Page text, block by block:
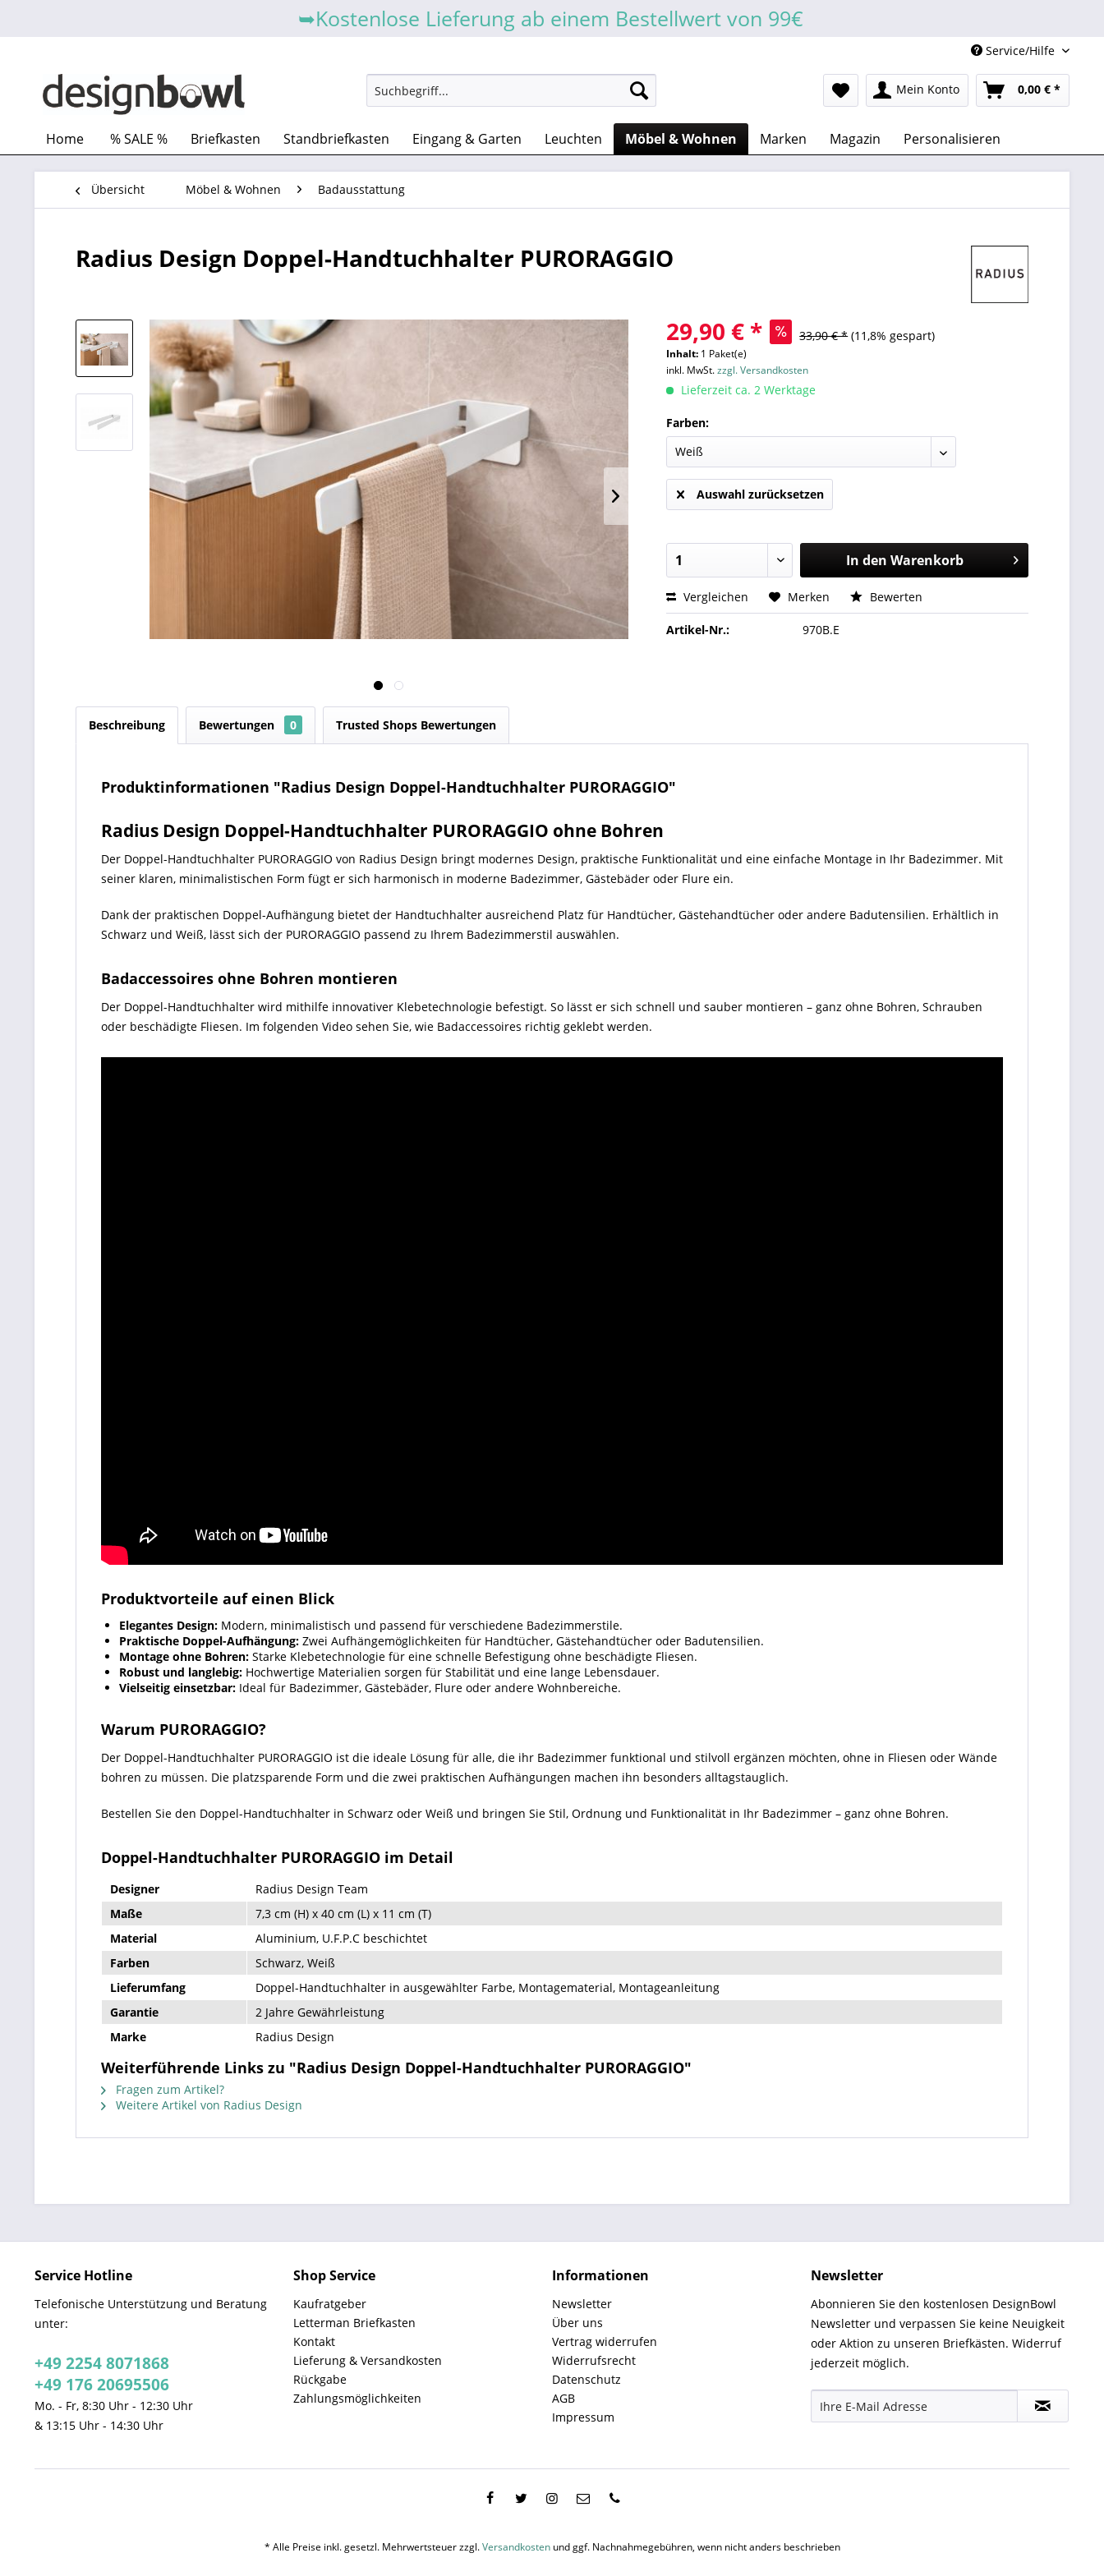
➥Kostenlose Lieferung ab einem Bestellwert von 99€
Service/Hilfe
Mein Konto 0,00 € *
Home % SALE % Briefkasten Standbriefkasten Eingang & Garten Leuchten Möbel & Wohnen Marken Magazin Personalisieren
Übersicht Möbel & Wohnen Badausstattung
Radius Design Doppel-Handtuchhalter PURORAGGIO
29,90 € * 33,90 € * (11,8% gespart)
Inhalt: 1 Paket(e)
inkl. MwSt.zzgl. Versandkosten
Lieferzeit ca. 2 Werktage
Farben:
Auswahl zurücksetzen
In den Warenkorb
Vergleichen Merken Bewerten
Artikel-Nr.: 970B.E
Beschreibung Bewertungen 0 Trusted Shops Bewertungen
Produktinformationen "Radius Design Doppel-Handtuchhalter PURORAGGIO"
Radius Design Doppel-Handtuchhalter PURORAGGIO ohne Bohren
Der Doppel-Handtuchhalter PURORAGGIO von Radius Design bringt modernes Design, praktische Funktionalität und eine einfache Montage in Ihr Badezimmer. Mit
seiner klaren, minimalistischen Form fügt er sich harmonisch in moderne Badezimmer, Gästebäder oder Flure ein.
Dank der praktischen Doppel-Aufhängung bietet der Handtuchhalter ausreichend Platz für Handtücher, Gästehandtücher oder andere Badutensilien. Erhältlich in
Schwarz und Weiß, lässt sich der PURORAGGIO passend zu Ihrem Badezimmerstil auswählen.
Badaccessoires ohne Bohren montieren
Der Doppel-Handtuchhalter wird mithilfe innovativer Klebetechnologie befestigt. So lässt er sich schnell und sauber montieren – ganz ohne Bohren, Schrauben
oder beschädigte Fliesen. Im folgenden Video sehen Sie, wie Badaccessoires richtig geklebt werden.
Produktvorteile auf einen Blick
Elegantes Design: Modern, minimalistisch und passend für verschiedene Badezimmerstile.
Praktische Doppel-Aufhängung: Zwei Aufhängemöglichkeiten für Handtücher, Gästehandtücher oder Badutensilien.
Montage ohne Bohren: Starke Klebetechnologie für eine schnelle Befestigung ohne beschädigte Fliesen.
Robust und langlebig: Hochwertige Materialien sorgen für Stabilität und eine lange Lebensdauer.
Vielseitig einsetzbar: Ideal für Badezimmer, Gästebäder, Flure oder andere Wohnbereiche.
Warum PURORAGGIO?
Der Doppel-Handtuchhalter PURORAGGIO ist die ideale Lösung für alle, die ihr Badezimmer funktional und stilvoll ergänzen möchten, ohne in Fliesen oder Wände
bohren zu müssen. Die platzsparende Form und die zwei praktischen Aufhängungen machen ihn besonders alltagstauglich.
Bestellen Sie den Doppel-Handtuchhalter in Schwarz oder Weiß und bringen Sie Stil, Ordnung und Funktionalität in Ihr Badezimmer – ganz ohne Bohren.
Doppel-Handtuchhalter PURORAGGIO im Detail
Designer
Radius Design Team
Maße
7,3 cm (H) x 40 cm (L) x 11 cm (T)
Material
Aluminium, U.F.P.C beschichtet
Farben
Schwarz, Weiß
Lieferumfang
Doppel-Handtuchhalter in ausgewählter Farbe, Montagematerial, Montageanleitung
Garantie
2 Jahre Gewährleistung
Marke
Radius Design
Weiterführende Links zu "Radius Design Doppel-Handtuchhalter PURORAGGIO"
Fragen zum Artikel?
Weitere Artikel von Radius Design
Service Hotline
Telefonische Unterstützung und Beratung
unter:
+49 2254 8071868
+49 176 20695506
Mo. - Fr, 8:30 Uhr - 12:30 Uhr
& 13:15 Uhr - 14:30 Uhr
Shop Service
Kaufratgeber
Letterman Briefkasten
Kontakt
Lieferung & Versandkosten
Rückgabe
Zahlungsmöglichkeiten
Informationen
Newsletter
Über uns
Vertrag widerrufen
Widerrufsrecht
Datenschutz
AGB
Impressum
Newsletter
Abonnieren Sie den kostenlosen DesignBowl
Newsletter und verpassen Sie keine Neuigkeit
oder Aktion zu unseren Briefkästen. Widerruf
jederzeit möglich.
* Alle Preise inkl. gesetzl. Mehrwertsteuer zzgl.Versandkostenund ggf. Nachnahmegebühren, wenn nicht anders beschrieben